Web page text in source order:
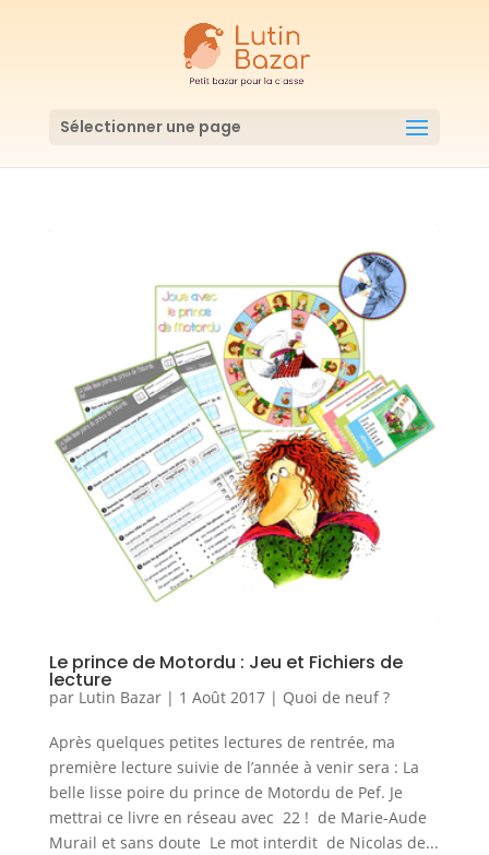
Sélectionner une page
Le prince de Motordu : Jeu et Fichiers de
lecture
par Lutin Bazar| 1 Août 2017| Quoi de neuf ?
Après quelques petites lectures de rentrée, ma
première lecture suivie de l’année à venir sera : La
belle lisse poire du prince de Motordu de Pef. Je
mettrai ce livre en réseau avec 22 ! de Marie-Aude
Murail et sans doute Le mot interdit de Nicolas de...